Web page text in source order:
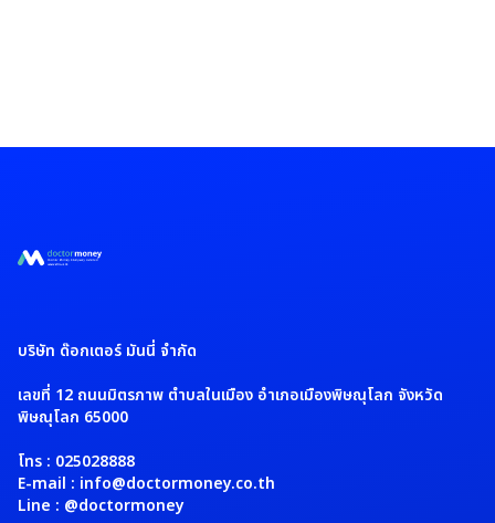
บริษัท ด๊อกเตอร์ มันนี่ จำกัด
เลขที่ 12 ถนนมิตรภาพ ตำบลในเมือง อำเภอเมืองพิษณุโลก จังหวัด
พิษณุโลก 65000
โทร : 025028888
E-mail : info@doctormoney.co.th
Line : @doctormoney